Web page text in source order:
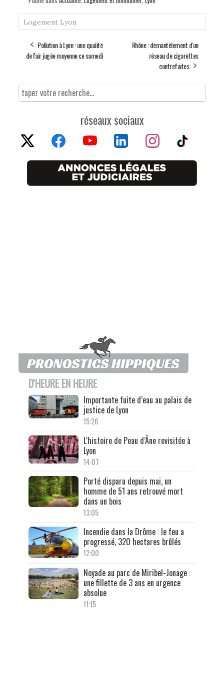
Logement Lyon
Pollution à Lyon : une qualité
de l'air jugée moyenne ce samedi
Rhône : démantèlement d'un
réseau de cigarettes
contrefaites
réseaux sociaux
D'HEURE EN HEURE
Importante fuite d’eau au palais de
justice de Lyon
15:26
L'histoire de Peau d’Âne revisitée à
Lyon
14:07
Porté disparu depuis mai, un
homme de 51 ans retrouvé mort
dans un bois
13:05
Incendie dans la Drôme : le feu a
progressé, 320 hectares brûlés
12:00
Noyade au parc de Miribel-Jonage :
une fillette de 3 ans en urgence
absolue
11:15